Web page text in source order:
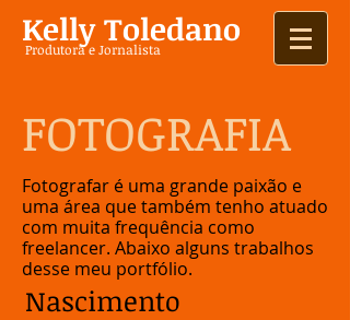
Kelly Toledano
Produtora e Jornalista
FOTOGRAFIA
Fotografar é uma grande paixão e
uma área que também tenho atuado
com muita frequência como
freelancer. Abaixo alguns trabalhos
desse meu portfólio.
Nascimento